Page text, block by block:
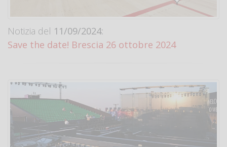
Notizia del 11/09/2024:
Save the date! Brescia 26 ottobre 2024